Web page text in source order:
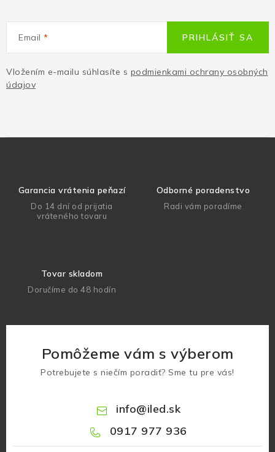
Email
Vložením e-mailu súhlasíte s podmienkami ochrany osobných
údajov
PRIHLÁSIŤ SA
Garancia vrátenia peňazí
Do 14 dní od prijatia
vráteného tovaru
Odborné poradenstvo
Radi vám poradíme
Tovar skladom
Doručíme do 48 hodín
Pomôžeme vám s výberom
Potrebujete s niečím poradiť? Sme tu pre vás!
info@iled.sk
0917 977 936